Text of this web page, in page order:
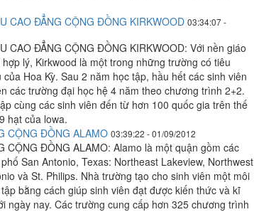
CAO ĐẲNG CỘNG ĐỒNG KIRKWOOD 03:34:07 -
CAO ĐẲNG CỘNG ĐỒNG KIRKWOOD: Với nền giáo
lý, Kirkwood là một trong những trường có tiêu
Hoa Kỳ. Sau 2 năm học tập, hầu hết các sinh viên
các trường đại học hệ 4 năm theo chương trình 2+2.
cùng các sinh viên đến từ hơn 100 quốc gia trên thế
hạt của lowa.
CỘNG ĐỒNG ALAMO 03:39:22 - 01/09/2012
CỘNG ĐỒNG ALAMO: Alamo là một quận gồm các
San Antonio, Texas: Northeast Lakeview, Northwest
và St. Philips. Nhà trường tạo cho sinh viên một môi
bằng cách giúp sinh viên đạt được kiến thức và kĩ
ngày nay. Các trường cung cấp hơn 325 chương trình